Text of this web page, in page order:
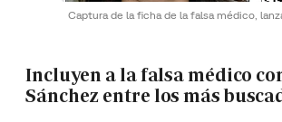
Captura de la ficha de la falsa médico,
Incluyen a la falsa médico
Sánchez entre los más